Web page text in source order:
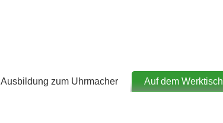
Ausbildung zum Uhrmacher Auf dem Werktisch